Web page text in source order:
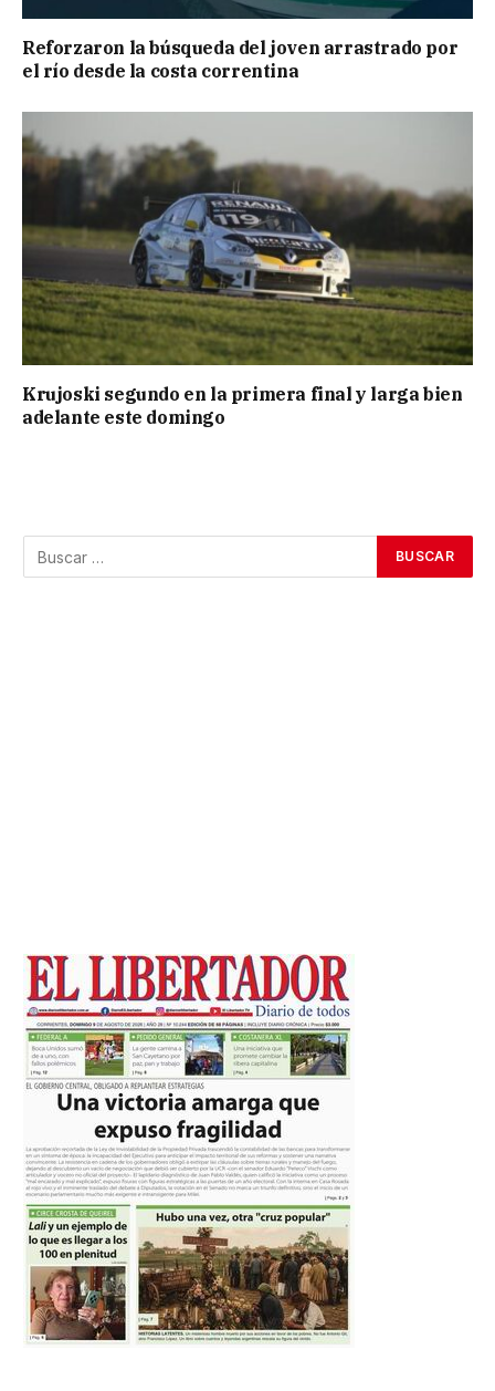
Reforzaron la búsqueda del joven arrastrado por
el río desde la costa correntina
Krujoski segundo en la primera final y larga bien
adelante este domingo